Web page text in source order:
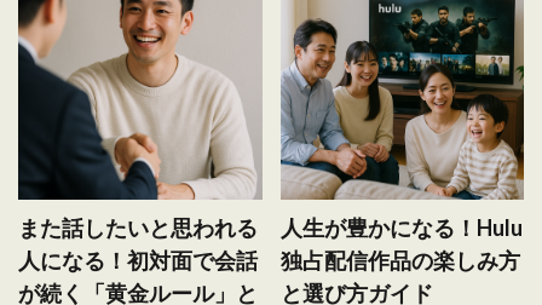
また話したいと思われる
人になる！初対面で会話
が続く「黄金ルール」と
人生が豊かになる！Hulu
独占配信作品の楽しみ方
と選び方ガイド